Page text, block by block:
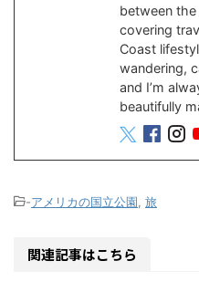
between
covering
Coast
wandering,
and I’m
beautifully
-アメリカの国立公園 旅
関連記事はこちら